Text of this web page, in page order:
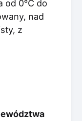
od 0°C do
nad
z